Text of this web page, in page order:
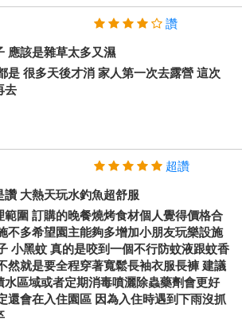
讚
應該是雜草太多又濕
是 很多天後才消 家人第一次去露營 這次
去
超讚
大熱天玩水釣魚超舒服
範圍 訂購的晚餐燒烤食材個人覺得價格合
不多希望園主能夠多增加小朋友玩樂設施
小黑蚊 真的是咬到一個不行防蚊液跟蚊香
然就是要全程穿著寬鬆長袖衣服長褲 建議
水區域或者定期消毒噴灑除蟲藥劑會更好
還會在入住園區 因為入住時遇到下雨沒抓